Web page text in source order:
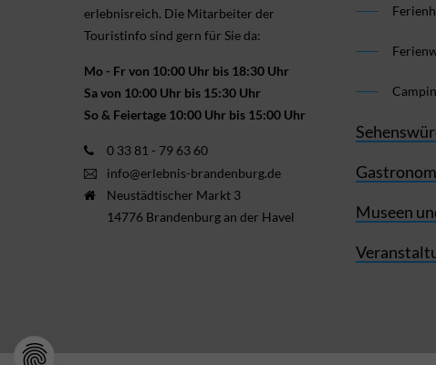
erlebnis­reich. Die Mitarbeiter der
Touristinfo sind gern für Sie da:
Mo - Fr von 10:00 Uhr bis 18:30 Uhr
Sa von 10:00 Uhr bis 15:30 Uhr
So & Feiertage 10:00 Uhr bis 15:00 Uhr
0 33 81 - 79 63 60
info@erlebnis-brandenburg.de
Neustädtischer Markt 3
14776 Brandenburg an der Havel
Museen